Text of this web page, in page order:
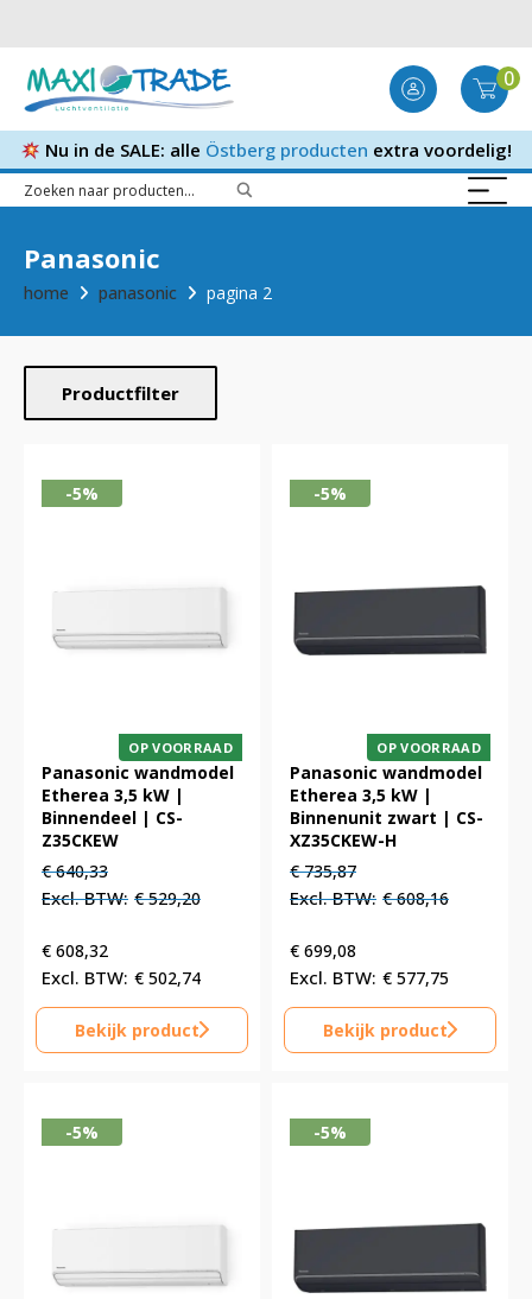
0
Nu in de SALE: alle Östberg producten extra voordelig!
Panasonic
home panasonic pagina 2
Productfilter
-5%
OP VOORRAAD
Panasonic wandmodel
Etherea 3,5 kW |
Binnendeel | CS-
Z35CKEW
Oorspronkelijke
prijs
€ 640,33.
€640,33Huidige
prijs€529,20
€ 608,32
€ 502,74
Bekijk product
-5%
OP VOORRAAD
Panasonic wandmodel
Etherea 3,5 kW |
Binnenunit zwart | CS-
XZ35CKEW-H
Oorspronkelijke
prijs
€ 735,87.
€735,87Huidige
prijs€608,16
€ 699,08
€ 577,75
Bekijk product
-5% -5%